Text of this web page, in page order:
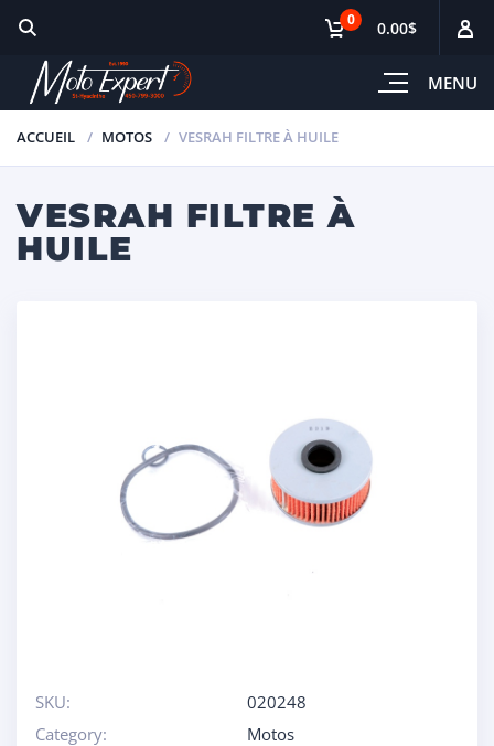
MENU
0 0.00$
ACCUEIL MOTOS VESRAH FILTRE À HUILE
VESRAH FILTRE À
HUILE
SKU:
020248
Category:
Motos